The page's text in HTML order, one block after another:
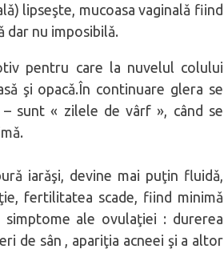
lipseşte, mucoasa vaginalǎ fiind
dar nu imposibilǎ.
pentru care la nuvelul colului
şi opacǎ.În continuare glera se
sunt « zilele de vârf », când se
iarǎşi, devine mai puţin fluidǎ,
fertilitatea scade, fiind minimǎ
simptome ale ovulaţiei : durerea
de sân , apariţia acneei şi a altor